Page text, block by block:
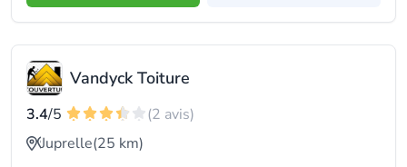
Vandyck Toiture
3.4/5
(2 avis)
Juprelle(25 km)